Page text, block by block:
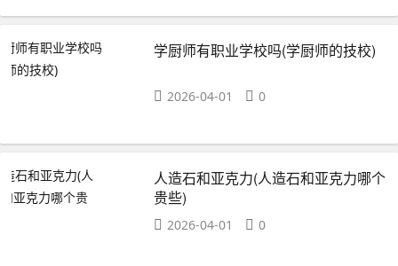
学厨师有职业学校吗(学厨师的技校)
2026-04-01 0
人造石和亚克力(人造石和亚克力哪个
贵些)
2026-04-01 0